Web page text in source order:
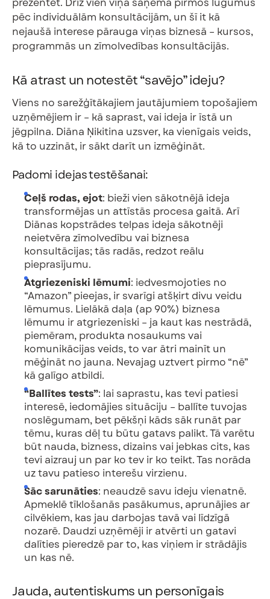
pēc individuālām konsultācijām, un šī it kā
nejaušā interese pārauga viņas biznesā – kursos,
programmās un zīmolvedības konsultācijās.
Kā atrast un notestēt “savējo” ideju?
Viens no sarežģītākajiem jautājumiem topošajiem
uzņēmējiem ir – kā saprast, vai ideja ir īstā un
jēgpilna. Diāna Ņikitina uzsver, ka vienīgais veids,
kā to uzzināt, ir sākt darīt un izmēģināt.
Padomi idejas testēšanai:
Ceļš rodas, ejot: bieži vien sākotnējā ideja
transformējas un attīstās procesa gaitā. Arī
Diānas kopstrādes telpas ideja sākotnēji
neietvēra zīmolvedību vai biznesa
konsultācijas; tās radās, redzot reālu
pieprasījumu.
Atgriezeniski lēmumi: iedvesmojoties no
“Amazon” pieejas, ir svarīgi atšķirt divu veidu
lēmumus. Lielākā daļa (ap 90%) biznesa
lēmumu ir atgriezeniski – ja kaut kas nestrādā,
piemēram, produkta nosaukums vai
komunikācijas veids, to var ātri mainīt un
mēģināt no jauna. Nevajag uztvert pirmo “nē”
kā galīgo atbildi.
“Ballītes tests”: lai saprastu, kas tevi patiesi
interesē, iedomājies situāciju – ballīte tuvojas
noslēgumam, bet pēkšņi kāds sāk runāt par
tēmu, kuras dēļ tu būtu gatavs palikt. Tā varētu
būt nauda, bizness, dizains vai jebkas cits, kas
tevi aizrauj un par ko tev ir ko teikt. Tas norāda
uz tavu patieso interešu virzienu.
Sāc sarunāties: neaudzē savu ideju vienatnē.
Apmeklē tīklošanās pasākumus, aprunājies ar
cilvēkiem, kas jau darbojas tavā vai līdzīgā
nozarē. Daudzi uzņēmēji ir atvērti un gatavi
dalīties pieredzē par to, kas viņiem ir strādājis
un kas nē.
Jauda, autentiskums un personīgais